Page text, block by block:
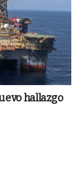
hallazgo